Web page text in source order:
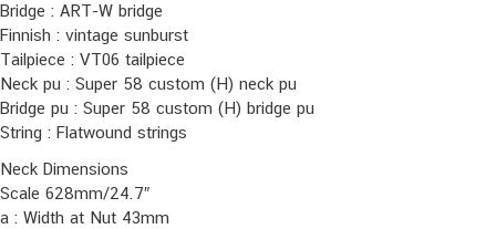
Bridge : ART-W bridge
Finnish : vintage sunburst
Tailpiece : VT06 tailpiece
Neck pu : Super 58 custom (H) neck pu
Bridge pu : Super 58 custom (H) bridge pu
String : Flatwound strings
Neck Dimensions
Scale 628mm/24.7″
a : Width at Nut 43mm